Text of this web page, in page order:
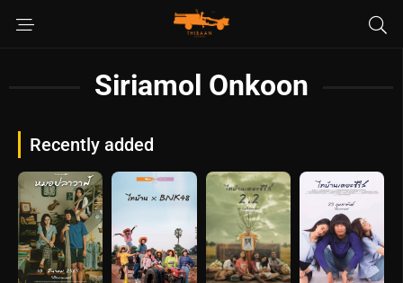
Siriamol Onkoon
Recently added